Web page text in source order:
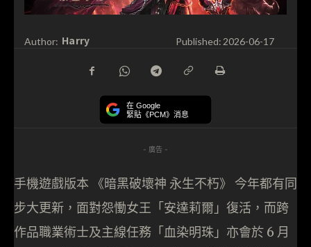
Author: Harry Published: 2026-06-17
在 Google
緊貼《PCM》消息
- 廣告 -
手機遊戲版本 《暗黑破壞神 永生不朽》 今年都有同
步大更新，面對怨慟女王「安達莉爾」復活，而跨
作品職業術士及主線任務「血染明珠」亦會於 6 月